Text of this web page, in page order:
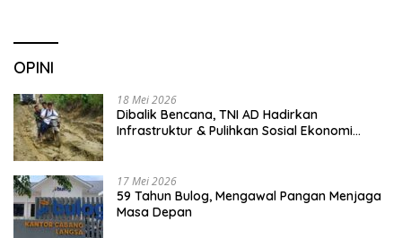
OPINI
18 Mei 2026
Dibalik Bencana, TNI AD Hadirkan
Infrastruktur & Pulihkan Sosial Ekonomi
17 Mei 2026
59 Tahun Bulog, Mengawal Pangan Menjaga
Masa Depan